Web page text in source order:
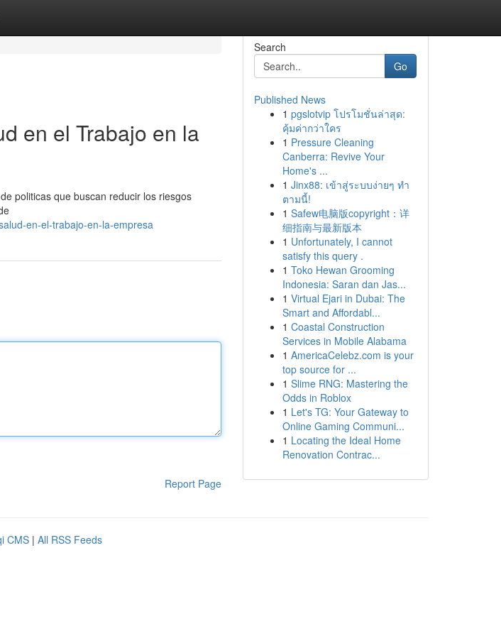
en el Trabajo en la
politicas que buscan reducir los riesgos
en-el-trabajo-en-la-empresa
Report Page
Search
Go
Published News
1 pgslotvip โปรโมชั่นล่าสุด:
คุ้มค่ากว่าใคร
1 Pressure Cleaning
Canberra: Revive Your
Home's ...
1 Jinx88: เข้าสู่ระบบง่ายๆ ทำ
ตามนี้!
1 Safew电脑版copyright：详
细指南与最新版本
1 Unfortunately, I cannot
satisfy this query .
1 Toko Hewan Grooming
Indonesia: Saran dan Jas...
1 Virtual Ejari in Dubai: The
Smart and Affordabl...
1 Coastal Construction
Services in Mobile Alabama
1 AmericaCelebz.com is your
top source for ...
1 Slime RNG: Mastering the
Odds in Roblox
1 Let's TG: Your Gateway to
Online Gaming Communi...
1 Locating the Ideal Home
Renovation Contrac...
CMS | All RSS Feeds